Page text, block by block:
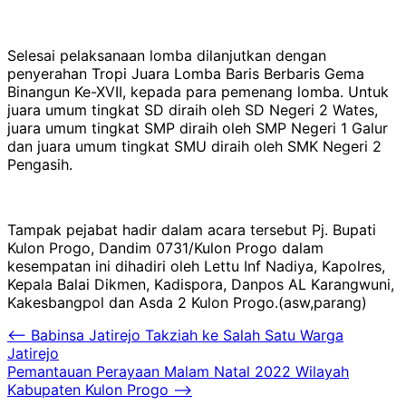
Selesai pelaksanaan lomba dilanjutkan dengan
penyerahan Tropi Juara Lomba Baris Berbaris Gema
Binangun Ke-XVII, kepada para pemenang lomba. Untuk
juara umum tingkat SD diraih oleh SD Negeri 2 Wates,
juara umum tingkat SMP diraih oleh SMP Negeri 1 Galur
dan juara umum tingkat SMU diraih oleh SMK Negeri 2
Pengasih.
Tampak pejabat hadir dalam acara tersebut Pj. Bupati
Kulon Progo, Dandim 0731/Kulon Progo dalam
kesempatan ini dihadiri oleh Lettu Inf Nadiya, Kapolres,
Kepala Balai Dikmen, Kadispora, Danpos AL Karangwuni,
Kakesbangpol dan Asda 2 Kulon Progo.(asw,parang)
Navigasi
pos
⟵ Babinsa Jatirejo Takziah ke Salah Satu Warga
Jatirejo
Pemantauan Perayaan Malam Natal 2022 Wilayah
Kabupaten Kulon Progo ⟶